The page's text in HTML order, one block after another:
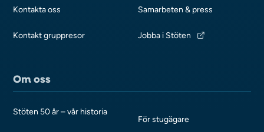
Kontakta oss
Kontakt gruppresor
Samarbeten & press
Jobba i Stöten
Om oss
Stöten 50 år – vår historia
För stugägare